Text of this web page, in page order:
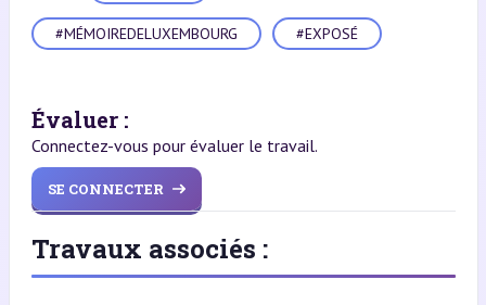
#MÉMOIREDELUXEMBOURG #EXPOSÉ
Évaluer :
Connectez-vous pour évaluer le travail.
SE CONNECTER
Travaux associés :